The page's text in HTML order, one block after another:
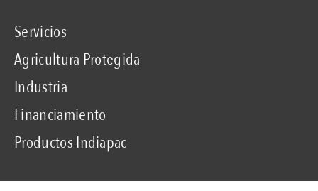
Servicios
Agricultura Protegida
Industria
Financiamiento
Productos Indiapac